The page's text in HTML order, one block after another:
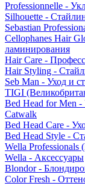
Professionnelle -
Silhouette -
Sebastian
Cellophanes Hair
ламинирования
Hair Care -
Hair Styling -
Seb Man - Уход и
TIGI
Bed Head for Men
Catwalk
Bed Head Care -
Bed Head Style -
Wella Professionals
Wella - Аксессуары
Blondor -
Color Fresh -